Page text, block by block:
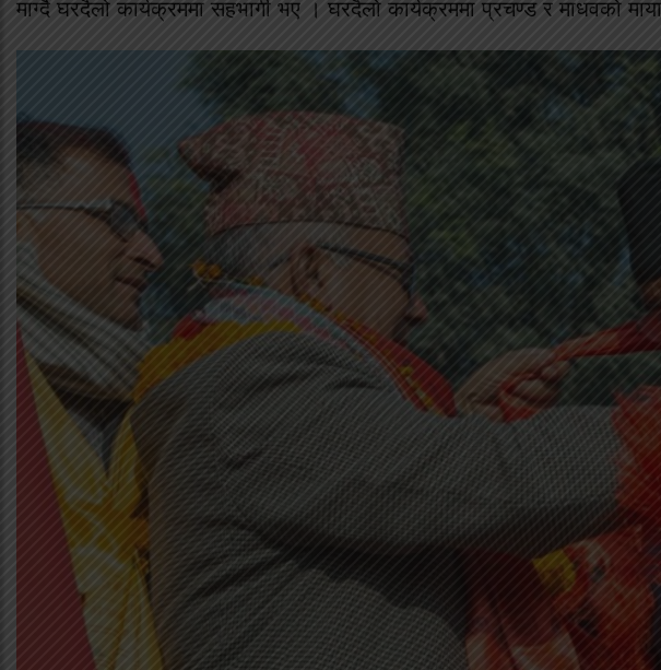
माग्दै घरदैलो कार्यक्रममा सहभागी भए । घरदैलो कार्यक्रममा प्रचण्ड र माधवको